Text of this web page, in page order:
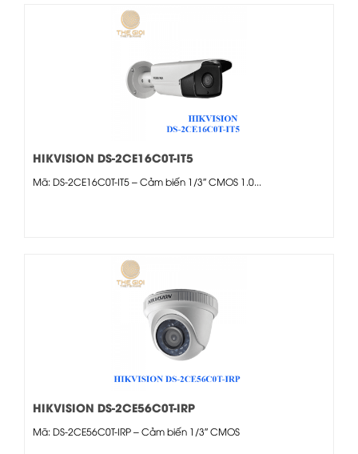
HIKVISION DS-2CE16C0T-IT5
Mã: DS-2CE16C0T-IT5 – Cảm biến 1/3″ CMOS 1.0...
HIKVISION DS-2CE56C0T-IRP
Mã: DS-2CE56C0T-IRP – Cảm biến 1/3″ CMOS